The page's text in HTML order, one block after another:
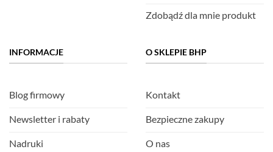
Zdobądź dla mnie produkt
INFORMACJE
Blog firmowy
Newsletter i rabaty
Nadruki
O SKLEPIE BHP
Kontakt
Bezpieczne zakupy
O nas